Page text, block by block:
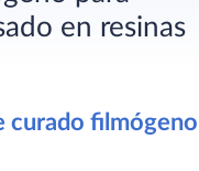
en resinas
curado filmógeno